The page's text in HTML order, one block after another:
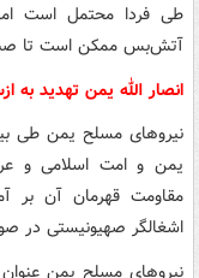
طی فردا محتمل است
آتش‌بس ممکن است تا
انصار الله یمن تهدید به
نیروهای مسلح یمن طی
یمن و امت اسلامی و
مقاومت قهرمان آن بر
اشغالگر صهیونیستی در
نیروهای مسلح یمن